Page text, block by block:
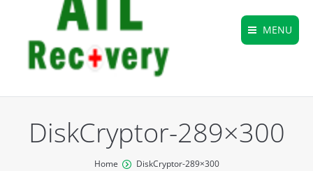
MENU
DiskCryptor-289×300
Home DiskCryptor-289×300